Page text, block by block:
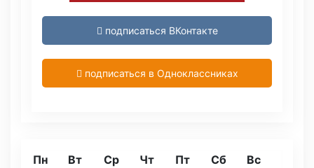
подписаться ВКонтакте
подписаться в Одноклассниках
Пн Вт Ср Чт Пт Сб Вс